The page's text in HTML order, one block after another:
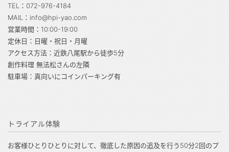
TEL：072-976-4184
MAIL：info@hpi-yao.com
営業時間：10:00-19:00
定休日：日曜・祝日・月曜
アクセス方法：近鉄八尾駅から徒歩5分
創作料理 無法松さんの左隣
駐車場：真向いにコインパーキング有
トライアル体験
お客様ひとりひとりに対して、徹底した原因の追及を行う50分2回のプ